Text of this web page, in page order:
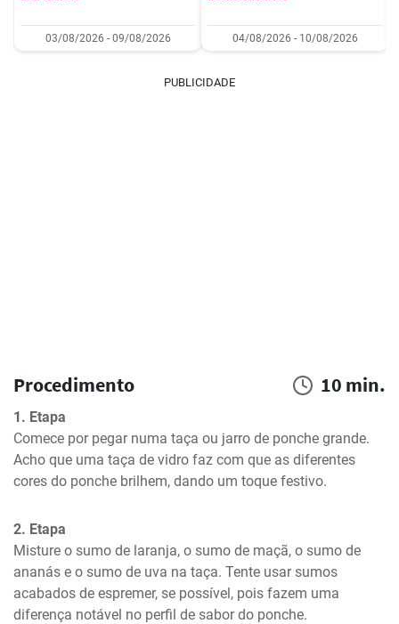
03/08/2026 - 09/08/2026 04/08/2026 - 10/08/2026
PUBLICIDADE
Procedimento 10 min.
1. Etapa
Comece por pegar numa taça ou jarro de ponche grande.
Acho que uma taça de vidro faz com que as diferentes
cores do ponche brilhem, dando um toque festivo.
2. Etapa
Misture o sumo de laranja, o sumo de maçã, o sumo de
ananás e o sumo de uva na taça. Tente usar sumos
acabados de espremer, se possível, pois fazem uma
diferença notável no perfil de sabor do ponche.